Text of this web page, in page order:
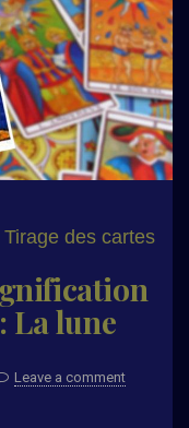
Tirage des cartes
La lune
Leave a comment